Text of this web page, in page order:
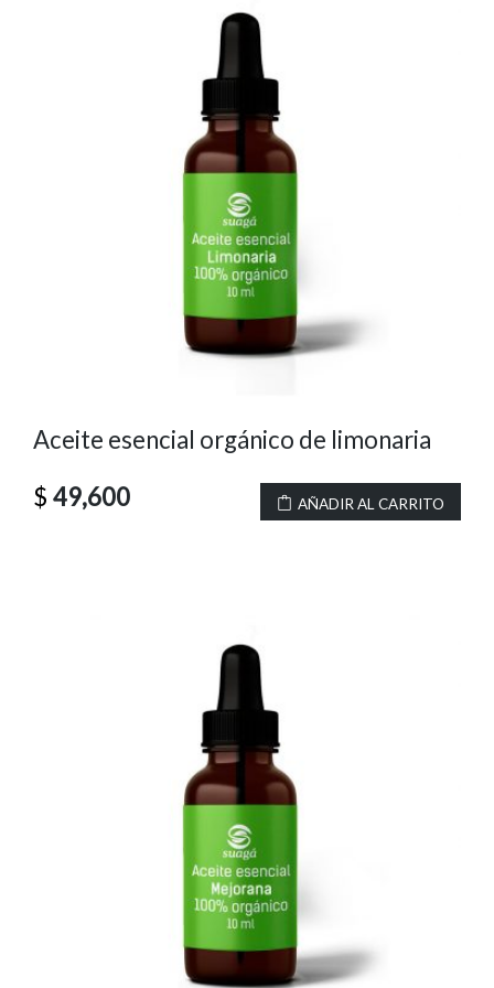
Aceite esencial orgánico de limonaria
$ 49,600 AÑADIR AL CARRITO